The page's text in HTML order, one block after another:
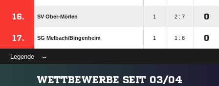
16. SV Ober-Mörlen 1 2 : 7 0
17. SG Melbach/​Bingenheim 1 1 : 6 0
Legende
WETTBEWERBE SEIT 03/04